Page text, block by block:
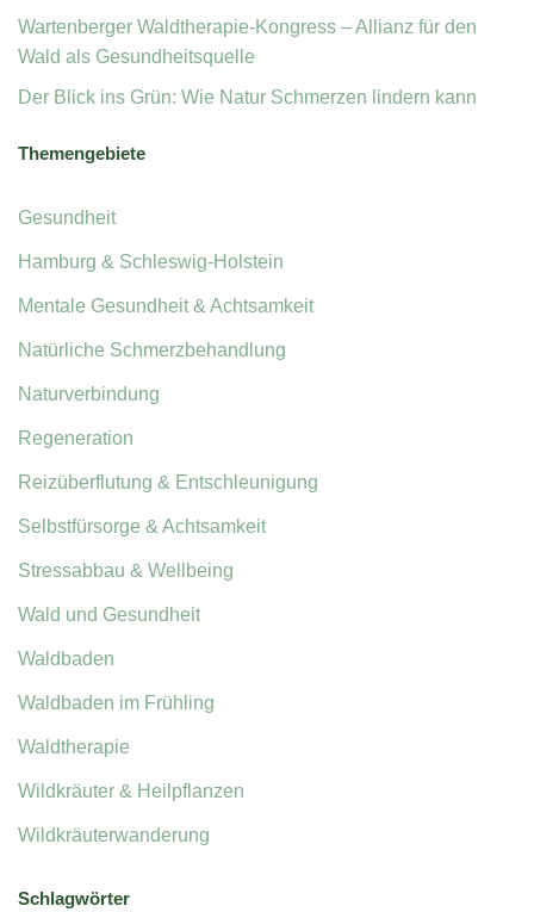
Wartenberger Waldtherapie-Kongress – Allianz für den
Wald als Gesundheitsquelle
Der Blick ins Grün: Wie Natur Schmerzen lindern kann
Themengebiete
Gesundheit
Hamburg & Schleswig-Holstein
Mentale Gesundheit & Achtsamkeit
Natürliche Schmerzbehandlung
Naturverbindung
Regeneration
Reizüberflutung & Entschleunigung
Selbstfürsorge & Achtsamkeit
Stressabbau & Wellbeing
Wald und Gesundheit
Waldbaden
Waldbaden im Frühling
Waldtherapie
Wildkräuter & Heilpflanzen
Wildkräuterwanderung
Schlagwörter